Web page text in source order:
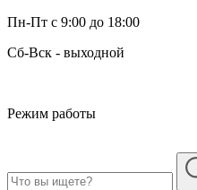
Пн-Пт с 9:00 до 18:00
Сб-Вск - выходной
Режим работы